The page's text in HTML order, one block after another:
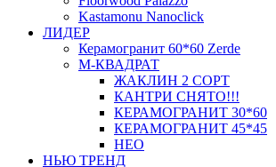
Kastamonu Nanoclick
ЛИДЕР
Керамогранит 60*60 Zerde
М-КВАДРАТ
ЖАКЛИН 2 СОРТ
КАНТРИ СНЯТО!!!
КЕРАМОГРАНИТ 30*60
КЕРАМОГРАНИТ 45*45
НЕО
НЬЮ ТРЕНД